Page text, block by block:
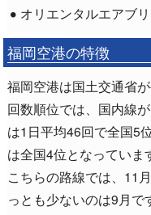
オリエンタルエアブ
福岡空港の特徴
福岡空港は国土交通省
回数順位では、国内線
は1日平均46回で全国5
は全国4位となっていま
こちらの路線では、11
っとも少ないのは9月で